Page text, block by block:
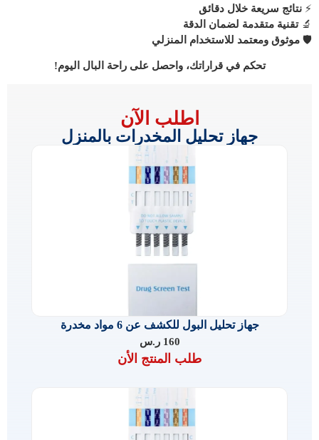
⚡ نتائج سريعة خلال دقائق
🔬تقنية متقدمة لضمان الدقة
🛡️ موثوق ومعتمد للاستخدام المنزلي
تحكم في قراراتك، واحصل على راحة البال اليوم!
اطلب الآن
جهاز تحليل المخدرات بالمنزل
جهاز تحليل البول للكشف عن 6 مواد مخدرة
160 ر.س
طلب المنتج الأن